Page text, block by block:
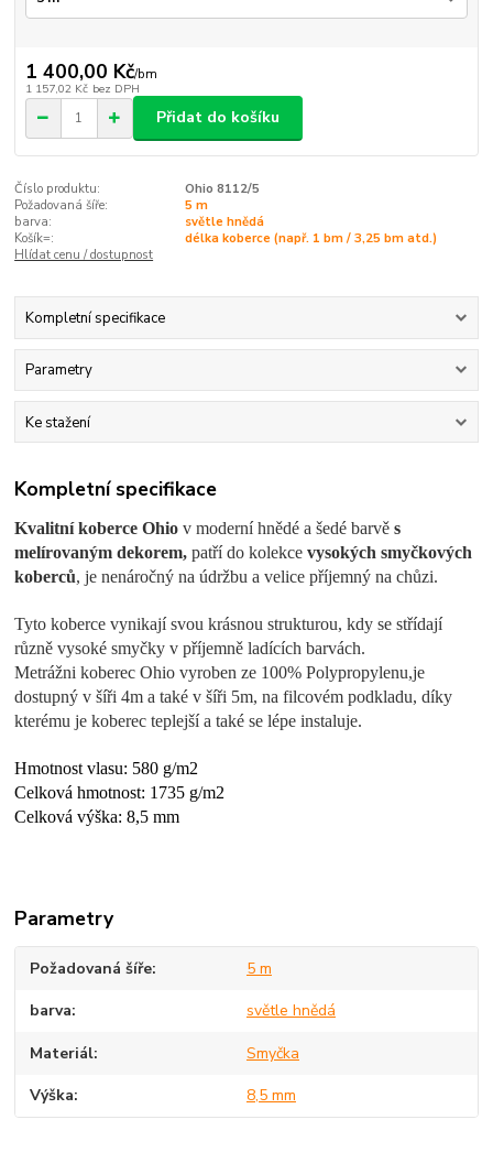
1 400,00 Kč/bm
1 157,02 Kč bez DPH
Přidat do košíku
Číslo produktu:
Ohio 8112/5
Požadovaná šíře:
5 m
barva:
světle hnědá
Košík=:
délka koberce (např. 1 bm / 3,25 bm atd.)
Hlídat cenu / dostupnost
Kompletní specifikace
Parametry
Ke stažení
Kompletní specifikace
Kvalitní koberceOhiov moderní hnědé a šedé barvě s
melírovaným dekorem,patří do kolekcevysokých smyčkových
koberců, je nenáročný na údržbu a velice příjemný na chůzi.
Tyto koberce vynikají svou krásnou strukturou, kdy se střídají
různě vysoké smyčky v příjemně ladících barvách.
Metrážni koberec Ohio vyroben ze 100% Polypropylenu,je
dostupný v šíři 4m a také v šíři 5m, na filcovém podkladu, díky
kterému je koberec teplejší a také se lépe instaluje.
Hmotnost vlasu: 580 g/m2
Celková hmotnost: 1735 g/m2
Celková výška: 8,5 mm
Parametry
Požadovaná šíře 5 m
barva světle hnědá
Materiál Smyčka
Výška 8,5 mm